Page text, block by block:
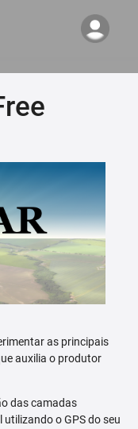
as principais
auxilia o produtor
das camadas
o GPS do seu